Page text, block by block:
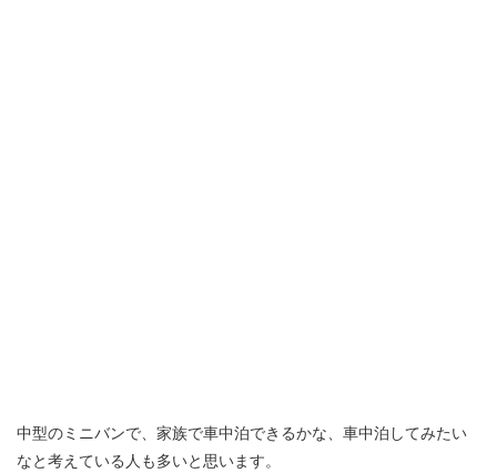
中型のミニバンで、家族で車中泊できるかな、車中泊してみたい
なと考えている人も多いと思います。